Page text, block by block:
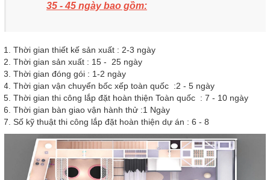
35 - 45 ngày bao gồm:
Thời gian thiết kế sản xuất : 2-3 ngày
Thời gian sản xuất : 15 - 25 ngày
Thời gian đóng gói : 1-2 ngày
Thời gian vận chuyển bốc xếp toàn quốc :2 - 5 ngày
Thời gian thi công lắp đặt hoàn thiện Toàn quốc : 7 - 10 ngày
Thời gian bàn giao vận hành thử :1 Ngày
Số kỹ thuật thi công lắp đặt hoàn thiện dự án : 6 - 8